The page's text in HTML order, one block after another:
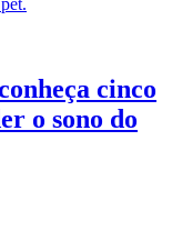
cinco
o sono do